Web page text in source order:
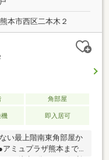
本市西区二本木２
角部屋
機 即入居可
い最上階南東角部屋か
アミュプラザ熊本まで